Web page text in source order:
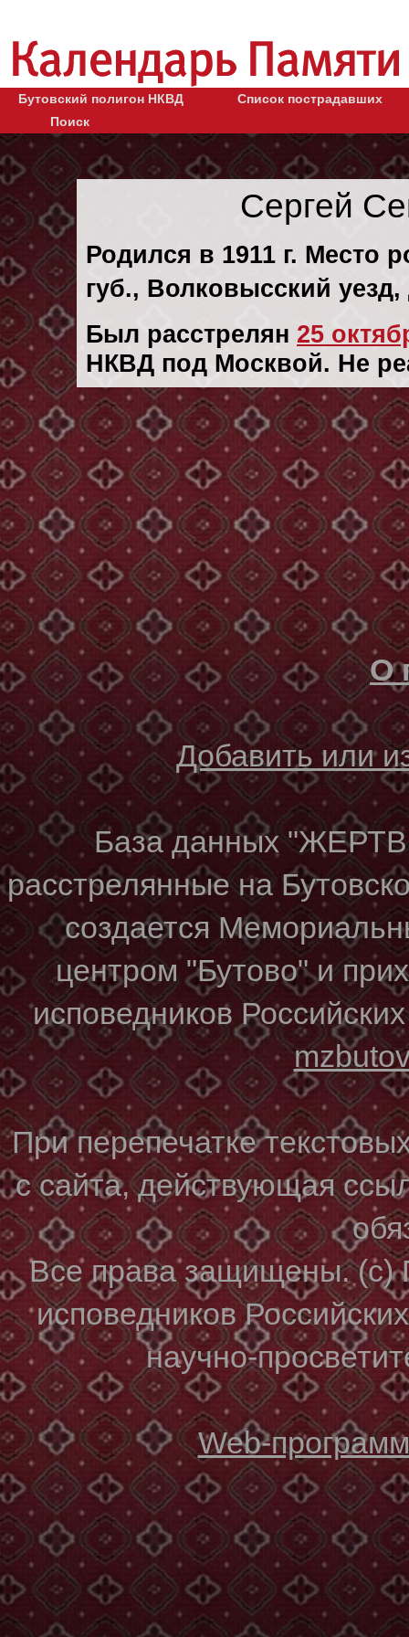
Бутовский полигон НКВД
Список пострадавших
Поиск
Сергей
Родился в 1911 г. Место
губ., Волковысский
Был расстрелян 25
НКВД под Москвой. Не
О
Добавить или
База данных
расстрелянные на
создается
центром "Бутово" и
исповедников
При перепечатке
с сайта, действующая
Все права защищены. (с)
исповедников
научно-
Web-